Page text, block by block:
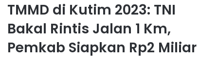
TMMD di Kutim 2023: TNI
Bakal Rintis Jalan 1 Km,
Pemkab Siapkan Rp2 Miliar